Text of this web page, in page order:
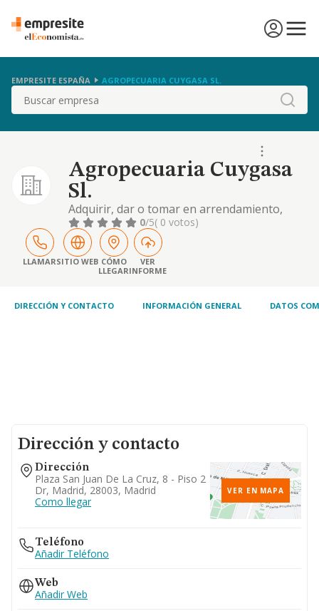
EMPRESITE ESPAÑA AGROPECUARIA CUYGASA SL.
Buscar
Agropecuaria Cuygasa
Sl.
Adquirir, dar o tomar en arrendamiento,
fincas rústicas, para su explotación agrícola,
forestal, ganadera, cinegética o
agroturistica
0/5( 0 votos)
LLAMARSITIO WEB CÓMO
LLEGAR
VER
INFORME
DIRECCIÓN Y CONTACTO INFORMACIÓN GENERAL DATOS
Dirección y contacto
Dirección
Plaza San Juan De La Cruz, 8 - Piso 2
Dr, Madrid, 28003, Madrid
Como llegar
VER EN MAPA
Teléfono
Añadir Teléfono
Web
Añadir Web